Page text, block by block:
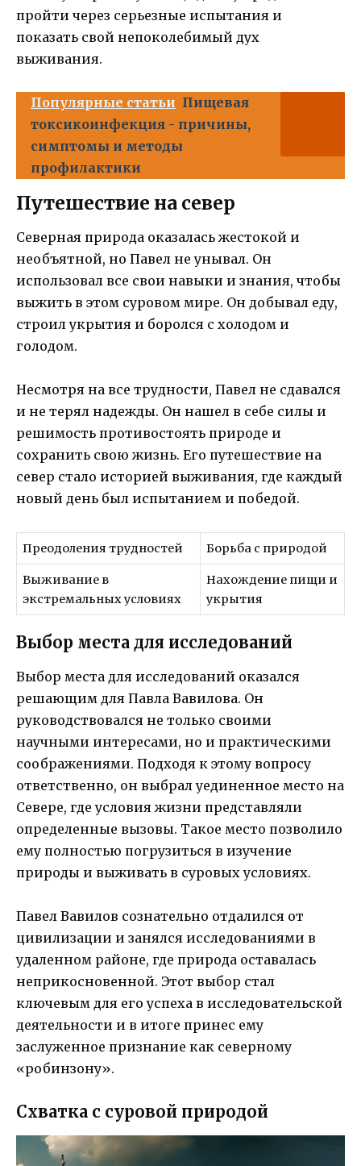
пройти через серьезные испытания и
показать свой непоколебимый дух
выживания.
Популярные статьи Пищевая
токсикоинфекция - причины,
симптомы и методы
профилактики
Путешествие на север
Северная природа оказалась жестокой и
необъятной, но Павел не унывал. Он
использовал все свои навыки и знания, чтобы
выжить в этом суровом мире. Он добывал еду,
строил укрытия и боролся с холодом и
голодом.
Несмотря на все трудности, Павел не сдавался
и не терял надежды. Он нашел в себе силы и
решимость противостоять природе и
сохранить свою жизнь. Его путешествие на
север стало историей выживания, где каждый
новый день был испытанием и победой.
Преодоления трудностей Борьба с природой
Выживание в
экстремальных условиях
Нахождение пищи и
укрытия
Выбор места для исследований
Выбор места для исследований оказался
решающим для Павла Вавилова. Он
руководствовался не только своими
научными интересами, но и практическими
соображениями. Подходя к этому вопросу
ответственно, он выбрал уединенное место на
Севере, где условия жизни представляли
определенные вызовы. Такое место позволило
ему полностью погрузиться в изучение
природы и выживать в суровых условиях.
Павел Вавилов сознательно отдалился от
цивилизации и занялся исследованиями в
удаленном районе, где природа оставалась
неприкосновенной. Этот выбор стал
ключевым для его успеха в исследовательской
деятельности и в итоге принес ему
заслуженное признание как северному
«робинзону».
Схватка с суровой природой